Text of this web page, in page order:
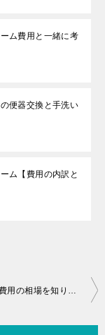
ム費用と一緒に考
便器交換と手洗い
ム【費用の内訳と
リフォーム費用の相場を知りたい【概算見積ならココで見て分かる】